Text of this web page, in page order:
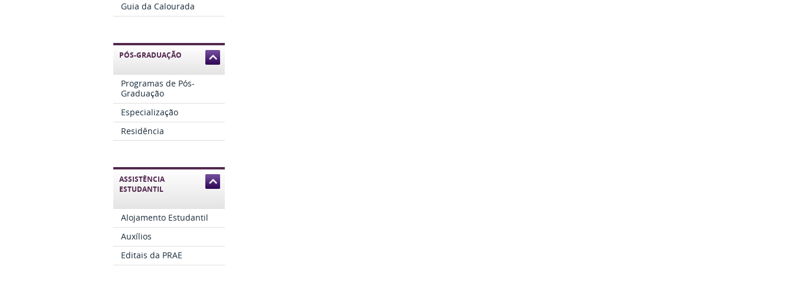
Guia da Calourada
PÓS-GRADUAÇÃO
Programas de Pós-
Graduação
Especialização
Residência
ASSISTÊNCIA
ESTUDANTIL
Alojamento Estudantil
Auxílios
Editais da PRAE